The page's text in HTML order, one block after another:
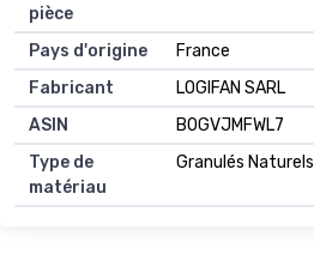
pièce
Pays d'origine
France
Fabricant
LOGIFAN SARL
ASIN
B0GVJMFWL7
Type de
matériau
Granulés Naturels